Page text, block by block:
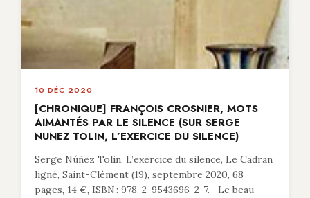
10 DÉC 2020
[CHRONIQUE] FRANÇOIS CROSNIER, MOTS
AIMANTÉS PAR LE SILENCE (SUR SERGE
NUNEZ TOLIN, L’EXERCICE DU SILENCE)
Serge Núñez Tolin, L’exercice du silence, Le Cadran
ligné, Saint-Clément (19), septembre 2020, 68
pages, 14 €, ISBN : 978-2-9543696-2-7. Le beau